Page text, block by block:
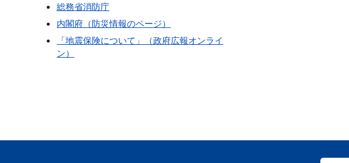
総務省消防庁
内閣府（防災情報のページ）
「地震保険について」（政府広報オンライ
ン）